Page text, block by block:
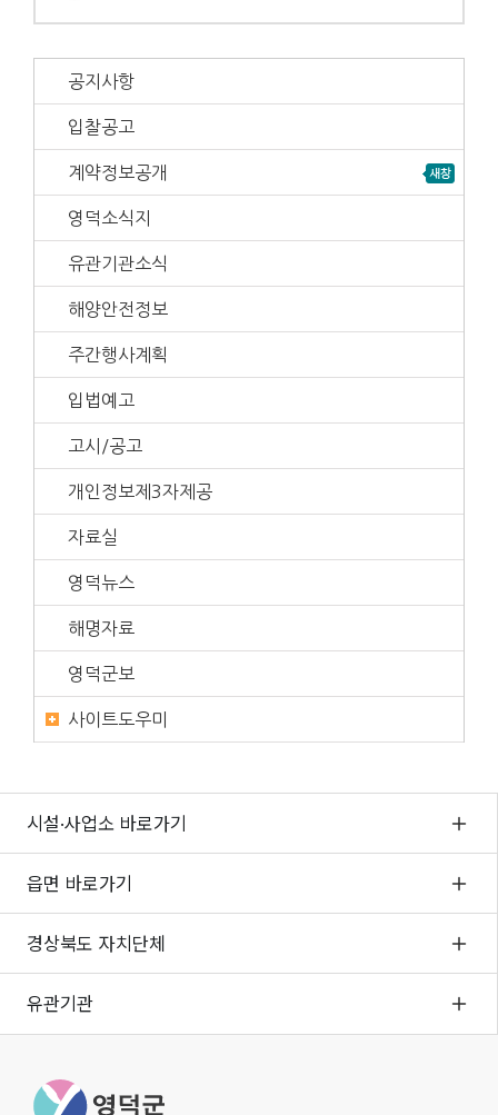
공지사항
입찰공고
계약정보공개
영덕소식지
유관기관소식
해양안전정보
주간행사계획
입법예고
고시/공고
개인정보제3자제공
자료실
영덕뉴스
해명자료
영덕군보
사이트도우미
시설·사업소 바로가기
읍면 바로가기
경상북도 자치단체
유관기관
영덕군청